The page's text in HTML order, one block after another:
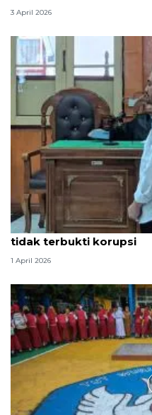
3 April 2026
Hakim PN Medan vonis
tidak terbukti korupsi
1 April 2026